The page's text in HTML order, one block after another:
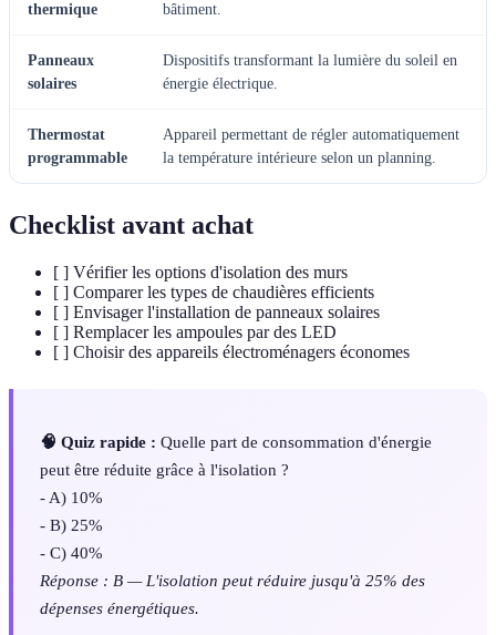
thermique
bâtiment.
Panneaux
solaires
Dispositifs transformant la lumière du soleil en
énergie électrique.
Thermostat
programmable
Appareil permettant de régler automatiquement
la température intérieure selon un planning.
Checklist avant achat
[ ] Vérifier les options d'isolation des murs
[ ] Comparer les types de chaudières efficients
[ ] Envisager l'installation de panneaux solaires
[ ] Remplacer les ampoules par des LED
[ ] Choisir des appareils électroménagers économes
🧠 Quiz rapide : Quelle part de consommation d'énergie
peut être réduite grâce à l'isolation ?
- A) 10%
- B) 25%
- C) 40%
Réponse : B — L'isolation peut réduire jusqu'à 25% des
dépenses énergétiques.